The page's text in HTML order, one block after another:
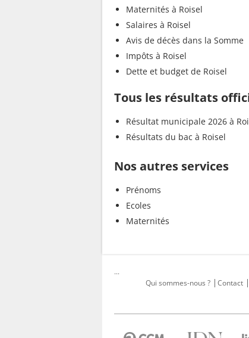
Maternités à Roisel
Salaires à Roisel
Avis de décès dans la Somme
Impôts à Roisel
Dette et budget de Roisel
Tous les résultats
Résultat municipale 2026 à
Résultats du bac à Roisel
Nos autres services
Prénoms
Ecoles
Maternités
...
Qui sommes-nous ?
Contact